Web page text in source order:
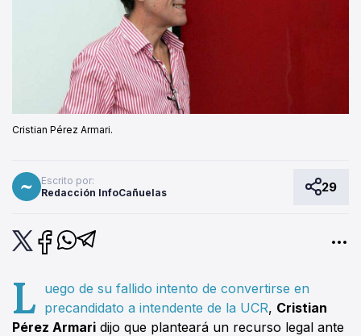
Cristian Pérez Armari.
Escrito por:
Redacción InfoCañuelas
29
L uego de su fallido intento de convertirse en
precandidato a intendente de la UCR, Cristian
Pérez Armari dijo que planteará un recurso legal ante